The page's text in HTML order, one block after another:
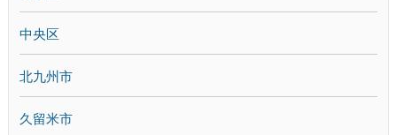
中央区
北九州市
久留米市